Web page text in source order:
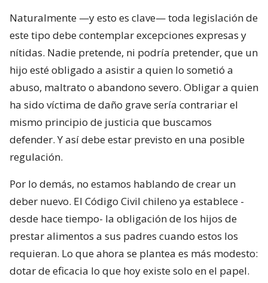
Naturalmente —y esto es clave— toda legislación de
este tipo debe contemplar excepciones expresas y
nítidas. Nadie pretende, ni podría pretender, que un
hijo esté obligado a asistir a quien lo sometió a
abuso, maltrato o abandono severo. Obligar a quien
ha sido víctima de daño grave sería contrariar el
mismo principio de justicia que buscamos
defender. Y así debe estar previsto en una posible
regulación.
Por lo demás, no estamos hablando de crear un
deber nuevo. El Código Civil chileno ya establece -
desde hace tiempo- la obligación de los hijos de
prestar alimentos a sus padres cuando estos los
requieran. Lo que ahora se plantea es más modesto:
dotar de eficacia lo que hoy existe solo en el papel.